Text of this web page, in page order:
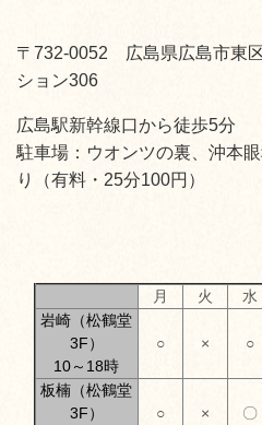
〒732-0052 広島県広島市東
ション306
広島駅新幹線口から徒歩5分
駐車場：ウオンツの裏、沖本
り（有料・25分100円）
月 火 水
岩崎（松鶴堂
3F）
10～18時
○ × ○
板楠（松鶴堂
3F）
○ × 〇